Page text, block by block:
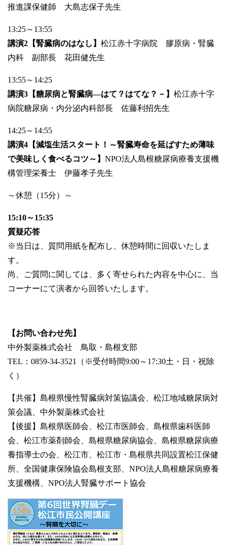
推進課保健師 大島志保子先生
13:25～13:55
講演2【腎臓病のはなし】 松江赤十字病院 膠原病・腎臓
内科 副部長 花田健先生
13:55～14:25
講演3【糖尿病と腎臓病―はて？はてな？－】 松江赤十字
病院糖尿病・内分泌内科部長 佐藤利招先生
14:25～14:55
講演4【減塩生活スタート！～腎臓寿命を延ばすため薄味
で美味しく食べるコツ～】 NPO法人島根糖尿病療養支援機
構管理栄養士 伊藤孝子先生
～休憩（15分）～
15:10～15:35
質疑応答
※当日は、質問用紙を配布し、休憩時間に回収いたしま
す。
尚、ご質問に関しては、多く寄せられた内容を中心に、当
コーナーにて演者から回答いたします。
【お問い合わせ先】
中外製薬株式会社 鳥取・島根支部
TEL：0859-34-3521（※受付時間9:00～17:30土・日・祝除
く）
【共催】島根県慢性腎臓病対策協議会、松江地域糖尿病対
策会議、中外製薬株式会社
【後援】島根県医師会、松江市医師会、島根県歯科医師
会、松江市薬剤師会、島根県糖尿病協会、島根県糖尿病療
養指導士の会、松江市、松江市・島根県共同設置松江保健
所、全国健康保険協会島根支部、NPO法人島根糖尿病療養
支援機構、NPO法人腎臓サポート協会